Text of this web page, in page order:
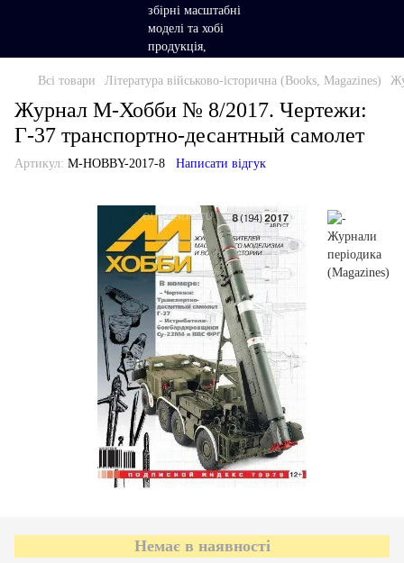
Всі товари Література військово-історична (Books, Magazines)
Журнал М-Хобби № 8/2017. Чертежи:
Г-37 транспортно-десантный самолет
Артикул: M-HOBBY-2017-8 Написати відгук
Немає в наявності